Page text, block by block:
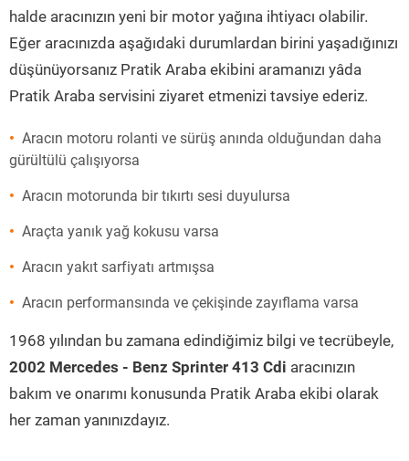
halde aracınızın yeni bir motor yağına ihtiyacı olabilir.
Eğer aracınızda aşağıdaki durumlardan birini yaşadığınızı
düşünüyorsanız Pratik Araba ekibini aramanızı yâda
Pratik Araba servisini ziyaret etmenizi tavsiye ederiz.
Aracın motoru rolanti ve sürüş anında olduğundan daha
gürültülü çalışıyorsa
Aracın motorunda bir tıkırtı sesi duyulursa
Araçta yanık yağ kokusu varsa
Aracın yakıt sarfiyatı artmışsa
Aracın performansında ve çekişinde zayıflama varsa
1968 yılından bu zamana edindiğimiz bilgi ve tecrübeyle,
2002 Mercedes - Benz Sprinter 413 Cdi aracınızın
bakım ve onarımı konusunda Pratik Araba ekibi olarak
her zaman yanınızdayız.